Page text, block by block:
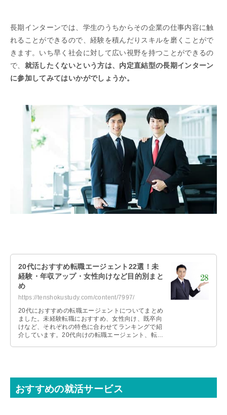
長期インターンでは、学生のうちからその企業の仕事内容に触
れることができるので、経験を積んだりスキルを磨くことがで
きます。いち早く社会に対して広い視野を持つことができるの
で、 就活したくないという方は、内定直結型の長期インターン
に参加してみてはいかがでしょうか。
20代におすすめ転職エージェント22選！未
経験・年収アップ・女性向けなど目的別まと
め
https://tenshokustudy.com/content/7997/
20代におすすめの転職エージェントについてまとめ
ました。未経験転職におすすめ、女性向け、既卒向
けなど、それぞれの特色に合わせてランキングで紹
介しています。20代向けの転職エージェント、転職
おすすめの就活サービス